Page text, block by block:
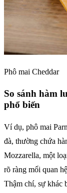
Phô mai Cheddar
So sánh hàm
phổ biến
Ví dụ, phô mai
đà, thường chứa
Mozzarella, một
rõ ràng mối quan
Thậm chí, sự khác